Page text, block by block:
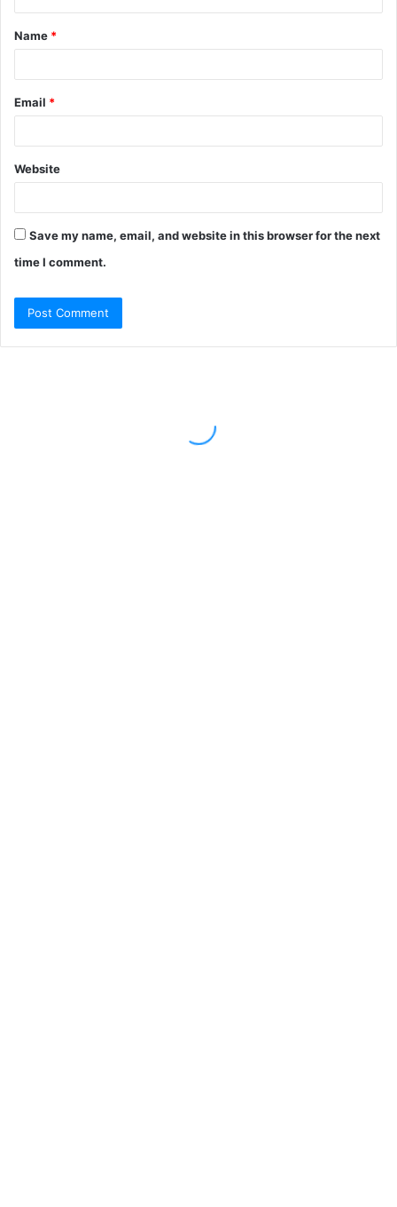
t
*
Name *
Email *
Website
Save my name, email, and website in this browser for the next
time I comment.